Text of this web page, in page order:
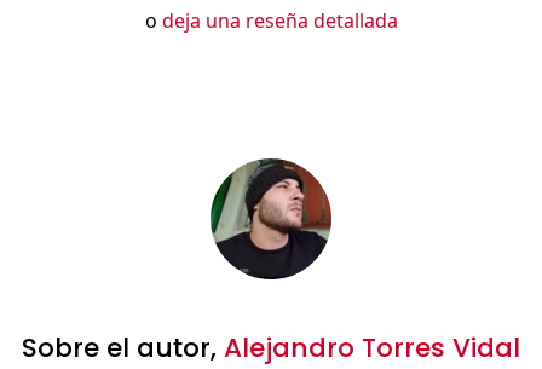
o deja una reseña detallada
Sobre el autor,Alejandro Torres Vidal